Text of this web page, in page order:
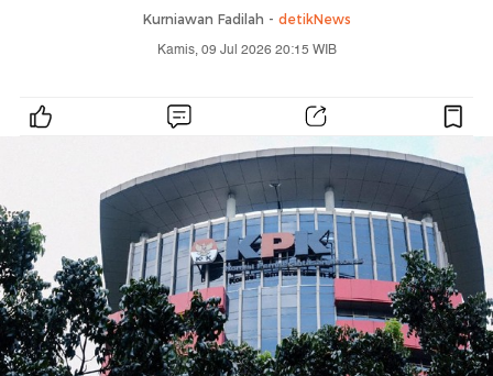
Kurniawan Fadilah - detikNews
Kamis, 09 Jul 2026 20:15 WIB